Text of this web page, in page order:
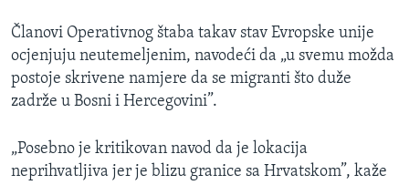
Članovi Operativnog štaba takav stav Evropske unije
ocjenjuju neutemeljenim, navodeći da „u svemu možda
postoje skrivene namjere da se migranti što duže
zadrže u Bosni i Hercegovini”.
„Posebno je kritikovan navod da je lokacija
neprihvatljiva jer je blizu granice sa Hrvatskom”, kaže